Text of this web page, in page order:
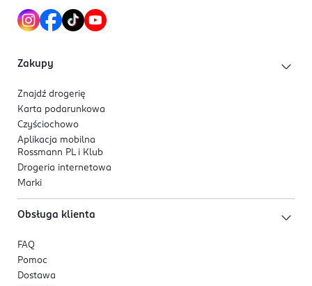
Zakupy
Znajdź drogerię
Karta podarunkowa
Czyściochowo
Aplikacja mobilna
Rossmann PL i Klub
Drogeria internetowa
Marki
Obsługa klienta
FAQ
Pomoc
Dostawa